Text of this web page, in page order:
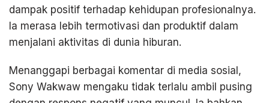
dampak positif terhadap kehidupan profesionalnya.
Ia merasa lebih termotivasi dan produktif dalam
menjalani aktivitas di dunia hiburan.
Menanggapi berbagai komentar di media sosial,
Sony Wakwaw mengaku tidak terlalu ambil pusing